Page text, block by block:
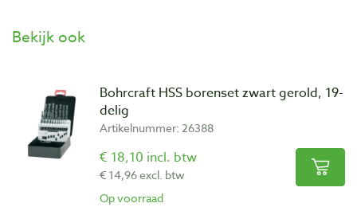
Bekijk ook
Bohrcraft HSS borenset zwart gerold, 19-
delig
Artikelnummer: 26388
€ 18,10 incl. btw
€ 14,96 excl. btw
Op voorraad